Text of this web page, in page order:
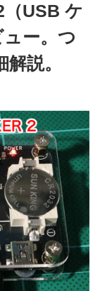
USB ケ
ー。つ
説。